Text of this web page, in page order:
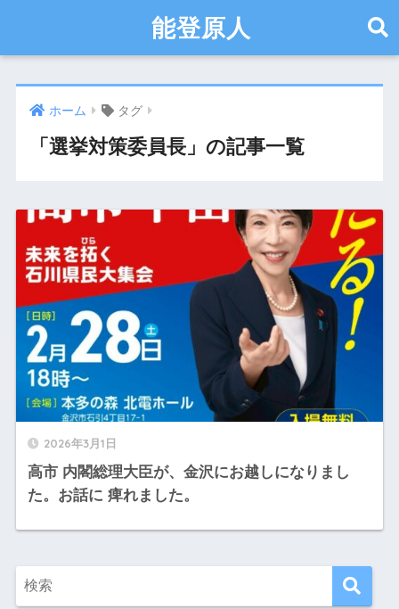
能登原人
ホーム タグ
「選挙対策委員長」の記事一覧
2026年3月1日
高市 内閣総理大臣が、金沢にお越しになりまし
た。お話に 痺れました。